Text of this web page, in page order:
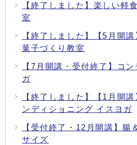
【終了しました】楽しい軽
室
【終了しました】【5月開
菓子づくり教室
【7月開講・受付終了】コ
ガ
【終了しました】【1月開
ンディショニング イスヨガ
【受付終了・12月開講】腸
サイズ